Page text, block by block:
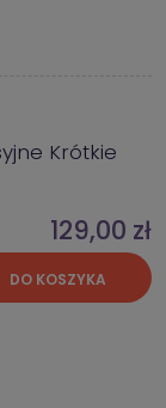
Krótkie
129,00 zł
DO KOSZYKA